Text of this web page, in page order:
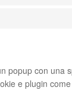
popup con una
e plugin